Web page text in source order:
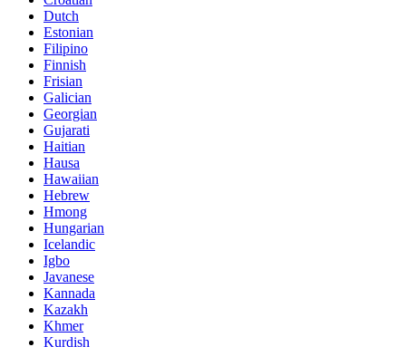
Dutch
Estonian
Filipino
Finnish
Frisian
Galician
Georgian
Gujarati
Haitian
Hausa
Hawaiian
Hebrew
Hmong
Hungarian
Icelandic
Igbo
Javanese
Kannada
Kazakh
Khmer
Kurdish